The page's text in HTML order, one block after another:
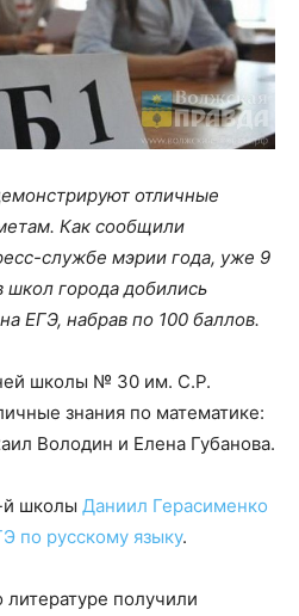
отличные
Как сообщили
службе мэрии года, уже 9
школ города добились
ЕГЭ, набрав по 100 баллов.
школы № 30 им. С.Р.
знания по математике:
Володин и Елена Губанова.
й школы Даниил Герасименко
по русскому языку.
литературе получили